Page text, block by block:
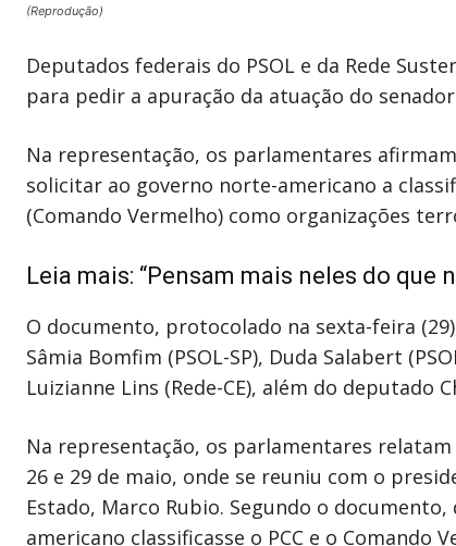
(Reprodução)
Deputados federais do PSOL e da Rede
para pedir a apuração da atuação do senador
Na representação, os parlamentares
solicitar ao governo norte-americano a
(Comando Vermelho) como organizações
Leia mais: “Pensam mais neles do que
O documento, protocolado na sexta-feira
Sâmia Bomfim (PSOL-SP), Duda Salabert
Luizianne Lins (Rede-CE), além do deputado
Na representação, os parlamentares
26 e 29 de maio, onde se reuniu com o
Estado, Marco Rubio. Segundo o
americano classificasse o PCC e o